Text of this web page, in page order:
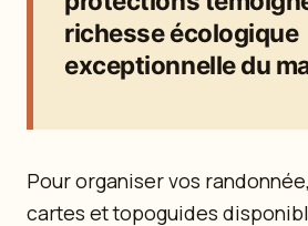
richesse écologique
exceptionnelle du
Pour organiser vos
cartes et topoguides